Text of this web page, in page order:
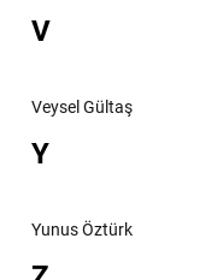
V
Veysel Gültaş
Y
Yunus Öztürk